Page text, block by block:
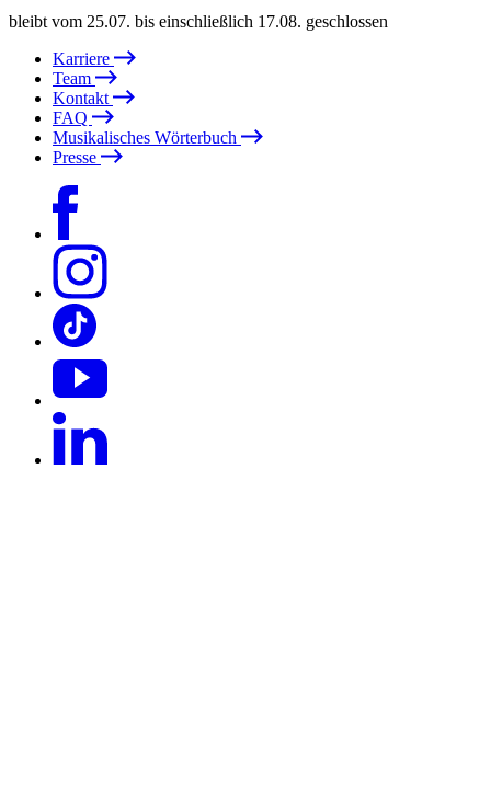
bleibt vom 25.07. bis einschließlich 17.08. geschlossen
Karriere
Team
Kontakt
FAQ
Musikalisches Wörterbuch
Presse